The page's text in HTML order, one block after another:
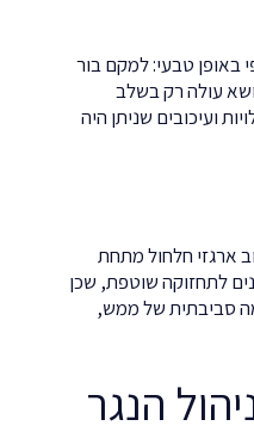
באופן טבעי: למקם בור
עולה רק בשלב
ועיכובים שניתן היה
ארגזי חלחול מתחת
לתחזוקה שוטפת, שכן
סביבתית של ממש,